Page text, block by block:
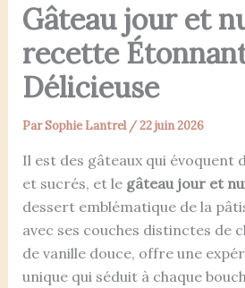
Gâteau jour et
recette
Délicieuse
ParSophie Lantrel /22 juin 2026
Il est des gâteaux qui évoquent
et sucrés, et le gâteau jour et
dessert emblématique de la
avec ses couches distinctes de
de vanille douce, offre une
unique qui séduit à chaque